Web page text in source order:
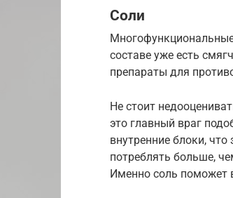
Соли
составе уже есть
препараты для
Не стоит
это главный враг
внутренние блоки,
потреблять больше,
Именно соль поможет